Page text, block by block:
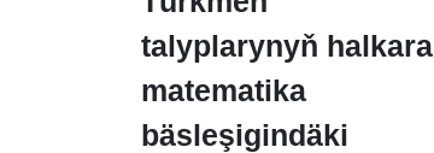
talyplarynyň halkara
matematika
bäsleşigindäki